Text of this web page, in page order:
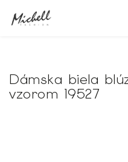
Dámska biela
vzorom 19527